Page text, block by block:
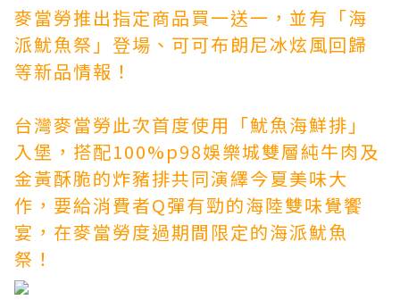
麥當勞推出指定商品買一送一，並有「海
派魷魚祭」登場、可可布朗尼冰炫風回歸
等新品情報！
台灣麥當勞此次首度使用「魷魚海鮮排」
入堡，搭配100%p98娛樂城雙層純牛肉及
金黃酥脆的炸豬排共同演繹今夏美味大
作，要給消費者Q彈有勁的海陸雙味覺饗
宴，在麥當勞度過期間限定的海派魷魚
祭！